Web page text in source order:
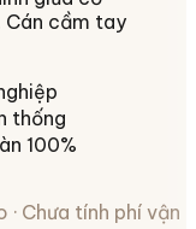
cầm tay
thống
100%
Chưa tính phí vận